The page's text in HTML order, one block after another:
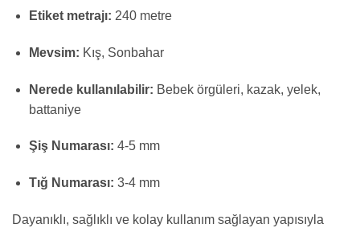
Etiket metrajı: 240 metre
Mevsim: Kış, Sonbahar
Nerede kullanılabilir: Bebek örgüleri, kazak, yelek,
battaniye
Şiş Numarası: 4-5 mm
Tığ Numarası: 3-4 mm
Dayanıklı, sağlıklı ve kolay kullanım sağlayan yapısıyla